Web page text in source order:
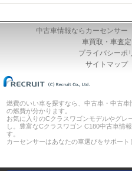
中古車情報ならカーセンサー
車買取・車査定
プライバシーポ
サイトマップ
燃費のいい車を探すなら、中古車・中古
の燃費が分かります。
お気に入りのCクラスワゴンモデルやグレ
し。豊富なCクラスワゴン C180中古車情
す。
カーセンサーはあなたの車選びをサポート